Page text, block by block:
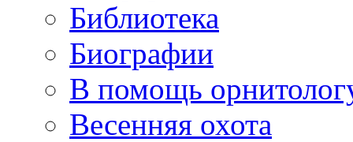
Библиотека
Биографии
В помощь
Весенняя охота